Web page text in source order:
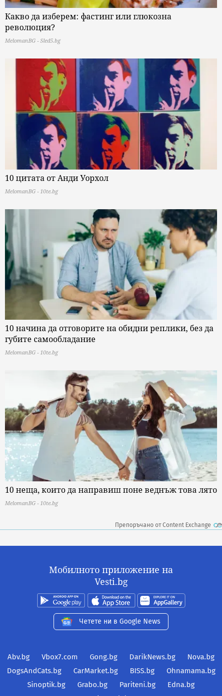
Какво да изберем: фастинг или глюкозна
революция?
MelomanBG - Sled5.bg
10 цитата от Анди Уорхол
MelomanBG - 10te.bg
10 начина да отговорите на обидни реплики, без да
губите самообладание
MelomanBG - 10te.bg
10 неща, които да направиш поне веднъж това лято
MelomanBG - 10te.bg
Препоръчано от Content Exchange
Мобилното приложение на
Vesti.bg
Четете ни в Google News
Abv.bg Vbox7.com Gong.bg DarikNews.bg
Nova.bg
DogsAndCats.bg
CarMarket.bg BISS.bg
Ohnamama.bg
Sinoptik.bg
Grabo.bg Pariteni.bg
Edna.bg